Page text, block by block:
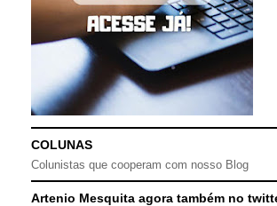
COLUNAS
Colunistas que cooperam com nosso Blog
Artenio Mesquita agora também no